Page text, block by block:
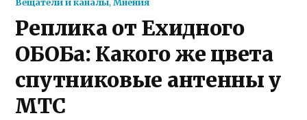
Вещатели и каналы,Мнения
Реплика от Ехидного
ОБОБа: Какого же цвета
спутниковые антенны у
МТС